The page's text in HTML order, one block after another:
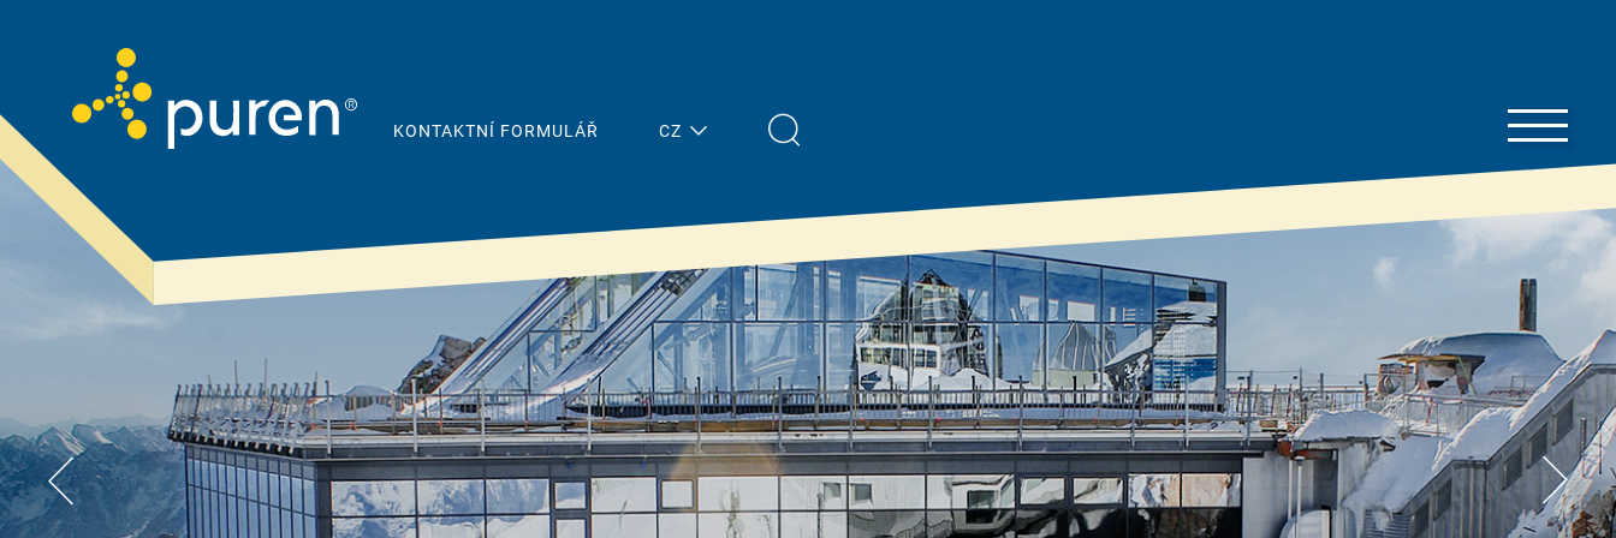
KONTAKTNÍ FORMULÁŘ CZ
Proto puren
Udržitelnost a
odpovědnost
Reference
Produkty
& řešení
Šikmá střecha
Plochá střecha
Podlahy & stropy
Nejnovější
zprávy
Přehled
Tisk
Terminy
Stavitelé
& znalosti
Vlastnosti &
výhody
Financování od
státu
Ke
stažení
Ceník
To je dobré vědět…
Prospekty
®